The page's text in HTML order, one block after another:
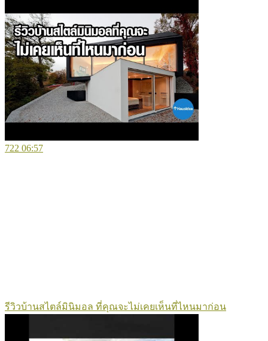
722 06:57
รีวิวบ้านสไตล์มินิมอล ที่คุณจะไม่เคยเห็นที่ไหนมาก่อน